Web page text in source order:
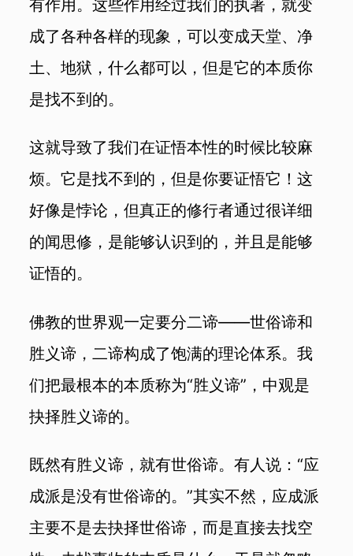
有作用。这些作用经过我们的执著，就变
成了各种各样的现象，可以变成天堂、净
土、地狱，什么都可以，但是它的本质你
是找不到的。
这就导致了我们在证悟本性的时候比较麻
烦。它是找不到的，但是你要证悟它！这
好像是悖论，但真正的修行者通过很详细
的闻思修，是能够认识到的，并且是能够
证悟的。
佛教的世界观一定要分二谛——世俗谛和
胜义谛，二谛构成了饱满的理论体系。我
们把最根本的本质称为“胜义谛”，中观是
抉择胜义谛的。
既然有胜义谛，就有世俗谛。有人说：“应
成派是没有世俗谛的。”其实不然，应成派
主要不是去抉择世俗谛，而是直接去找空